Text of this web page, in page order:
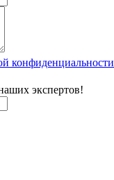
конфиденциальности
экспертов!